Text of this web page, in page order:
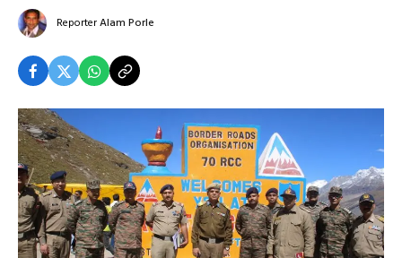
ReporterAlam Porle